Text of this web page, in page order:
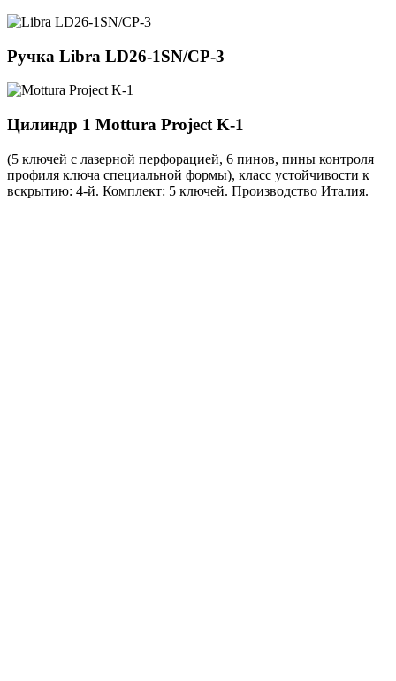
Ручка Libra LD26-1SN/CP-3
Цилиндр 1 Mottura Project K-1
(5 ключей с лазерной перфорацией, 6 пинов, пины контроля
профиля ключа специальной формы), класс устойчивости к
вскрытию: 4-й. Комплект: 5 ключей. Производство Италия.